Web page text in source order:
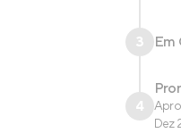
3 Em
4
Dez